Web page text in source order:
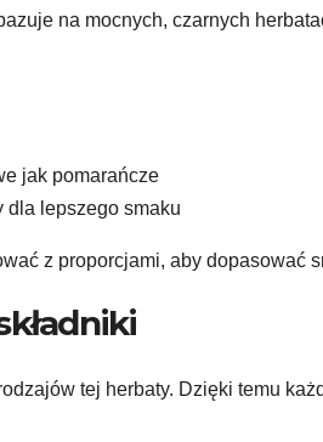
na mocnych, czarnych
jak pomarańcze
dla lepszego smaku
z proporcjami, aby dopasować
tej herbaty. Dzięki temu